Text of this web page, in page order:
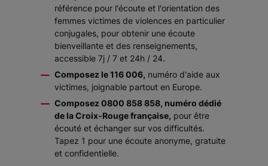
référence pour l'écoute et l'orientation des
femmes victimes de violences en particulier
conjugales, pour obtenir une écoute
bienveillante et des renseignements,
accessible 7j / 7 et 24h / 24.
Composez le 116 006, numéro d'aide aux
victimes, joignable partout en Europe.
Composez 0800 858 858, numéro dédié
de la Croix-Rouge française, pour être
écouté et échanger sur vos difficultés.
Tapez 1 pour une écoute anonyme, gratuite
et confidentielle.